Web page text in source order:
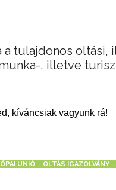
a tulajdonos
, illetve
kíváncsiak vagyunk rá!
UNIÓ OLTÁS IGAZOLVÁNY